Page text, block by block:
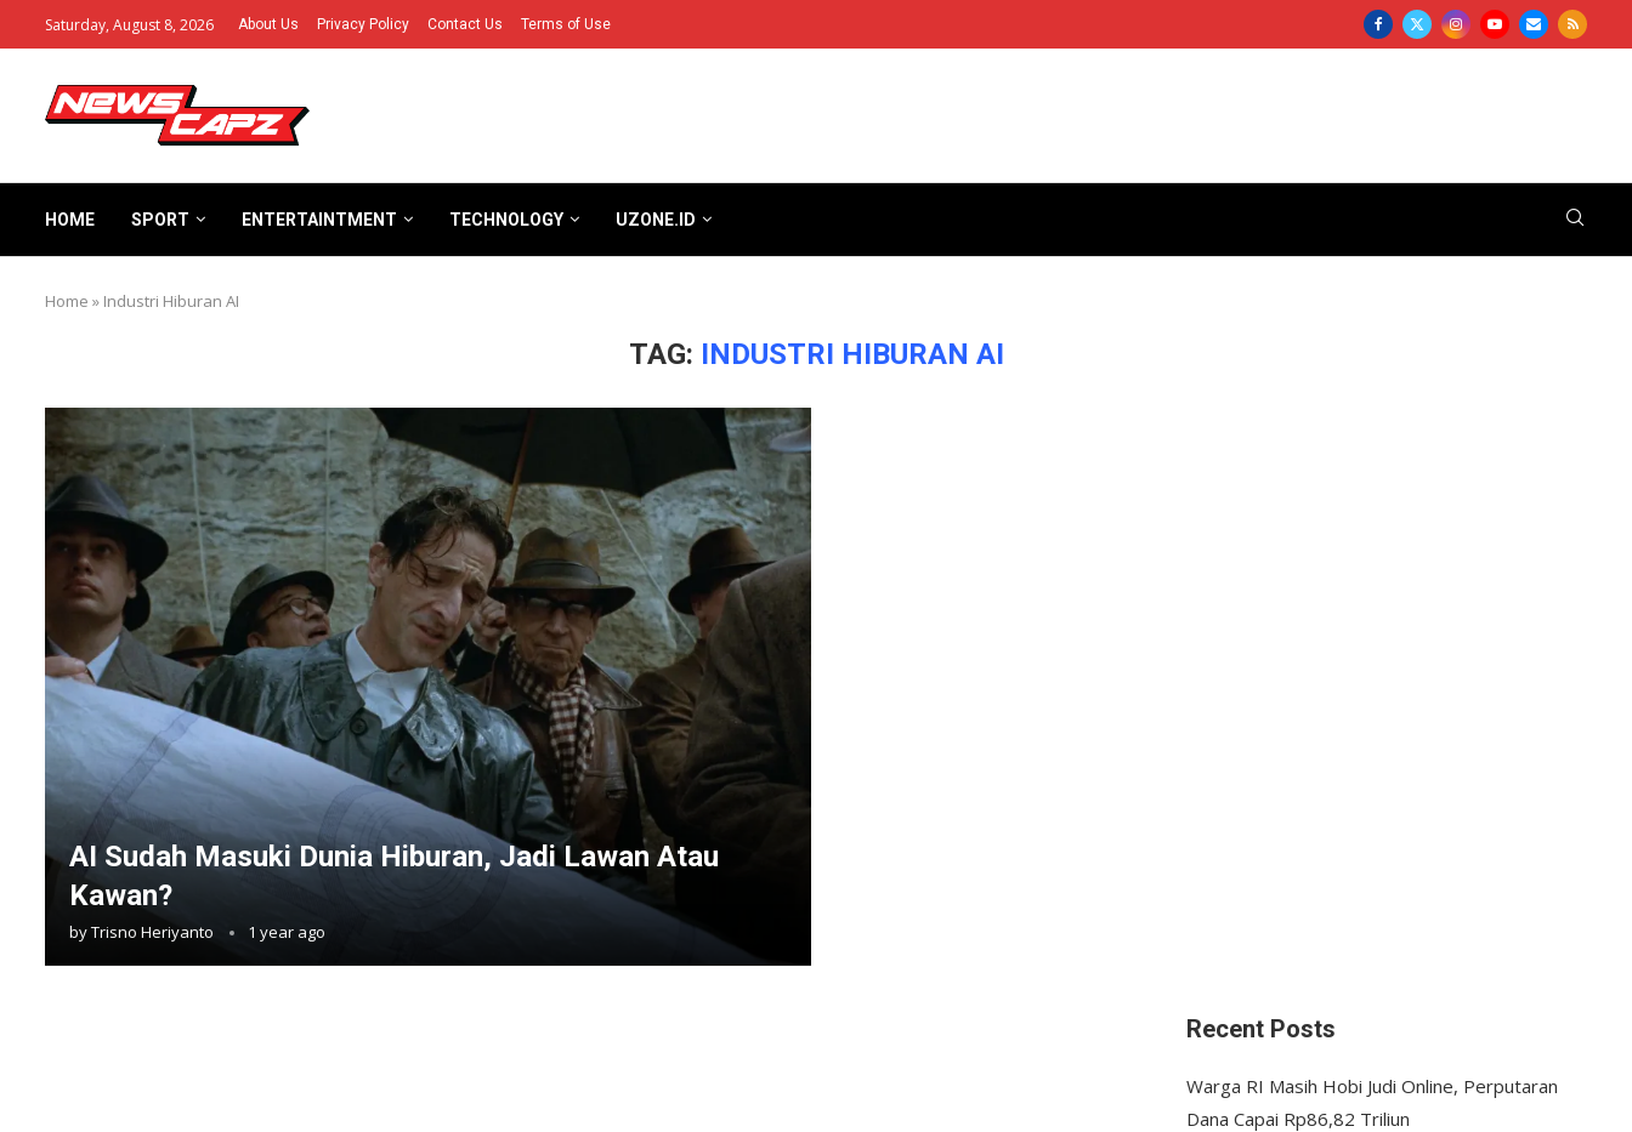
Saturday, August 8, 2026 About Us Privacy Policy Contact Us Terms of Use
HOME SPORT ENTERTAINTMENT TECHNOLOGY UZONE.ID
Home » Industri Hiburan AI
TAG: INDUSTRI HIBURAN AI
AI Sudah Masuki Dunia Hiburan, Jadi Lawan Atau
Kawan?
byTrisno Heriyanto 1 year ago
Recent Posts
Warga RI Masih Hobi Judi Online, Perputaran
Dana Capai Rp86,82 Triliun